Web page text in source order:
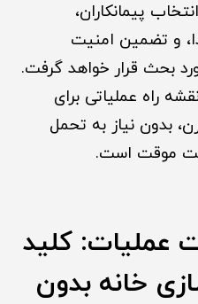
پیمانکاران،
و تضمین امنیت
بحث قرار خواهد گرفت.
راه عملیاتی برای
بدون نیاز به تحمل
موقت است.
عملیات: کلید
خانه بدون